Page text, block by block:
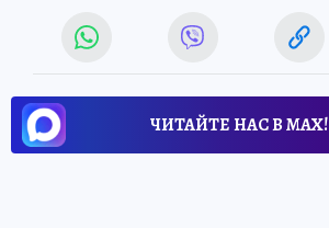
ЧИТАЙТЕ НАС В МАХ!